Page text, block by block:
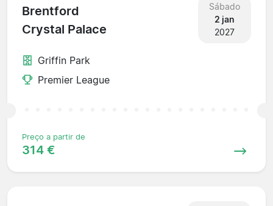
Brentford
Crystal Palace
Sábado
2 jan
2027
Griffin Park
Premier League
Preço a partir de
314 €